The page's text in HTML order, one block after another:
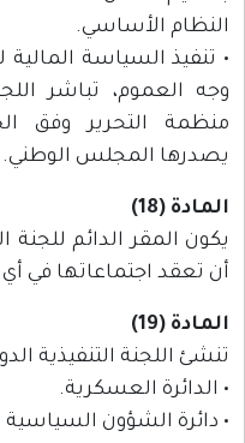
النظام الأساسي.
• تنفيذ السياسة المالية
وجه العموم، تباشر
منظمة التحرير وفق
يصدرها المجلس الوطني.
المادة (18)
يكون المقر الدائم للجنة
أن تعقد اجتماعاتها في
المادة (19)
تنشئ اللجنة التنفيذية
• الدائرة العسكرية.
• دائرة الشؤون السياسية